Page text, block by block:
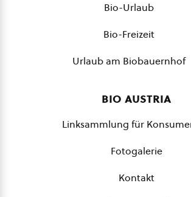
Bio-Urlaub
Bio-Freizeit
Urlaub am Biobauernhof
bio austria
Linksammlung für
Fotogalerie
Kontakt